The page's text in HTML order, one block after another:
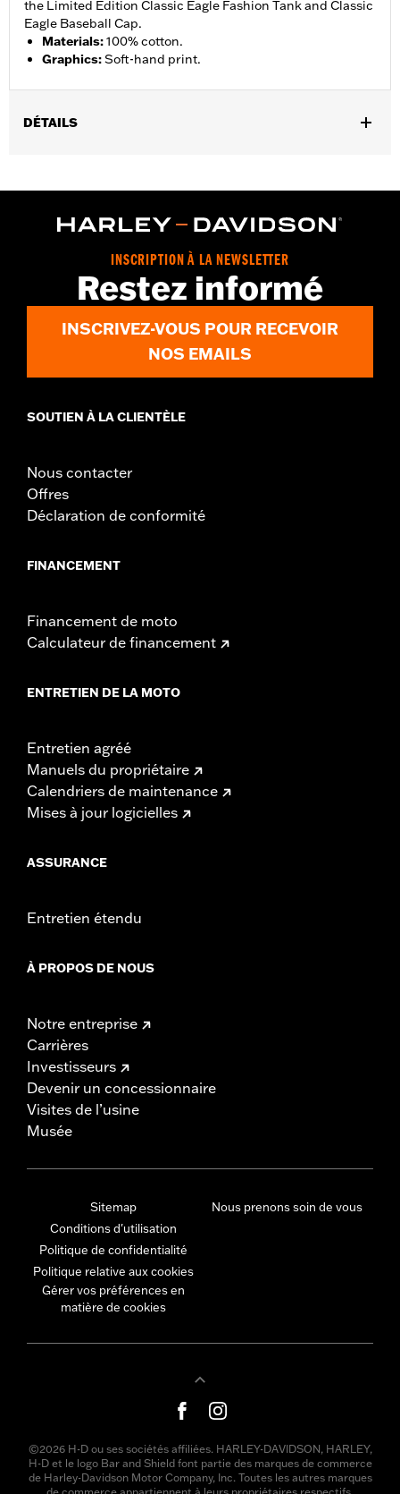
the Limited Edition Classic Eagle Fashion Tank and Classic
Eagle Baseball Cap.
Materials:100% cotton.
Graphics:Soft-hand print.
DÉTAILS
WARRANTY:2 year limited warranty - Go towww.h-
Imported
INSCRIPTION À LA NEWSLETTER
Restez informé
INSCRIVEZ-VOUS POUR RECEVOIR
NOS EMAILS
SOUTIEN À LA CLIENTÈLE
Nous contacter
Offres
Déclaration de conformité
FINANCEMENT
Financement de moto
Calculateur de financement
ENTRETIEN DE LA MOTO
Entretien agréé
Manuels du propriétaire
Calendriers de maintenance
Mises à jour logicielles
ASSURANCE
Entretien étendu
À PROPOS DE NOUS
Notre entreprise
Carrières
Investisseurs
Devenir un concessionnaire
Visites de l’usine
Musée
Sitemap
Conditions d'utilisation
Politique de confidentialité
Politique relative aux cookies
Gérer vos préférences en
matière de cookies
Nous prenons soin de vous
©2026 H-D ou ses sociétés affiliées. HARLEY-DAVIDSON, HARLEY,
H-D et le logo Bar and Shield font partie des marques de commerce
de Harley-Davidson Motor Company, Inc. Toutes les autres marques